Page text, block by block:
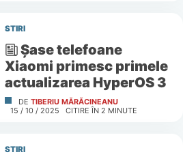
STIRI
Șase telefoane
Xiaomi primesc primele
actualizarea HyperOS 3
DE TIBERIU MĂRĂCINEANU
15 / 10 / 2025
CITIRE ÎN 2 MINUTE
STIRI